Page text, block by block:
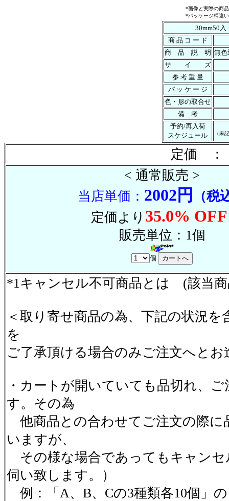
*画像と実際の商
*パッケージ柄違
30mm50
商 品 コ ー ド
商 品 説 明 無色
サ イ ズ
参 考 重 量
パ ッ ケ ー ジ
色・形の取合せ
備 考
予約/再入荷
スケジュール
（未
定価 ：
< 通常販売 >
当店単価： 2002円
（税
定価より 35.0%
販売単位：1個
個
*1キャンセル不可商品とは (該当
＜取り寄せ商品の為、下記の状況
を
ご了承頂ける場合のみご注文へとお
・カートが開いていても品切れ、
す。その為
他商品との合わせてご注文の際に
いますが、
その様な場合であってもキャンセ
伺い致します。）
例：「A、B、Cの3種類各10個」